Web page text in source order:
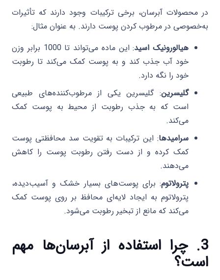
در محصولات آبرسان، برخی ترکیبات وجود دارند که تأثیرات
به‌خصوصی در مرطوب کردن پوست دارند. به عنوان مثال:
هیالورونیک اسید
: این ماده می‌تواند تا 1000 برابر وزن
خود آب جذب کند و به پوست کمک می‌کند تا رطوبت
خود را نگه دارد.
گلیسرین: گلیسرین یکی از مرطوب‌کننده‌های طبیعی
است که به جذب رطوبت از محیط به پوست کمک
می‌کند.
سرامیدها: این ترکیبات به تقویت سد محافظتی پوست
کمک کرده و از دست رفتن رطوبت پوست را کاهش
می‌دهند.
پترولاتوم: برای پوست‌های بسیار خشک و آسیب‌دیده،
پترولاتوم به ایجاد لایه‌ای محافظ بر روی پوست کمک
می‌کند که مانع از تبخیر رطوبت می‌شود.
3. چرا استفاده از آبرسان‌ها مهم
است؟